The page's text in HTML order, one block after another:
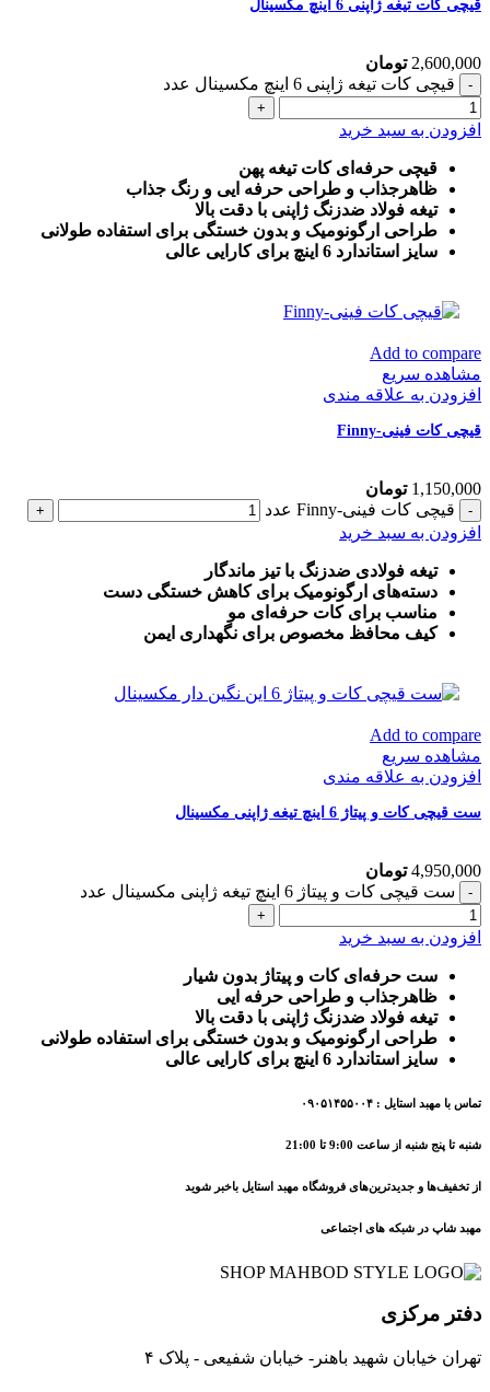
قیچی کات تیغه ژاپنی 6 اینچ مکسینال
2,600,000 تومان
قیچی کات تیغه ژاپنی 6 اینچ مکسینال عدد
افزودن به سبد خرید
قیچی حرفه‌ای کات تیغه پهن
ظاهرجذاب و طراحی حرفه ایی و رنگ جذاب
تیغه فولاد ضدزنگ ژاپنی با دقت بالا
طراحی ارگونومیک و بدون خستگی برای استفاده طولانی
سایز استاندارد 6 اینچ برای کارایی عالی
Add to compare
مشاهده سریع
افزودن به علاقه مندی
قیچی کات فینی-Finny
1,150,000 تومان
قیچی کات فینی-Finny عدد
افزودن به سبد خرید
تیغه فولادی ضدزنگ با تیز ماندگار
دسته‌های ارگونومیک برای کاهش خستگی دست
مناسب برای کات حرفه‌ای مو
کیف محافظ مخصوص برای نگهداری ایمن
Add to compare
مشاهده سریع
افزودن به علاقه مندی
ست قیچی کات و پیتاژ 6 اینچ تیغه ژاپنی مکسینال
4,950,000 تومان
ست قیچی کات و پیتاژ 6 اینچ تیغه ژاپنی مکسینال عدد
افزودن به سبد خرید
ست حرفه‌ای کات و پیتاژ بدون شیار
ظاهرجذاب و طراحی حرفه ایی
تیغه فولاد ضدزنگ ژاپنی با دقت بالا
طراحی ارگونومیک و بدون خستگی برای استفاده طولانی
سایز استاندارد 6 اینچ برای کارایی عالی
تماس با مهبد استایل : ۰۹۰۵۱۴۵۵۰۰۴
شنبه تا پنج شنبه از ساعت 9:00 تا 21:00
از تخفیف‌ها و جدیدترین‌های فروشگاه مهبد استایل باخبر شوید
مهبد شاپ در شبکه های اجتماعی
دفتر مرکزی
تهران خیابان شهید باهنر- خیابان شفیعی - پلاک ۴